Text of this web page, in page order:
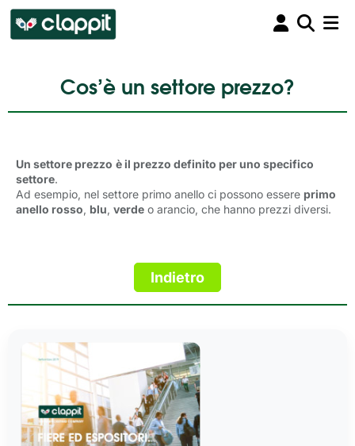
Cos’è un settore prezzo?
Un settore prezzo è il prezzo definito per uno specifico
settore.
Ad esempio, nel settore primo anello ci possono essere primo
anello rosso, blu, verde o arancio, che hanno prezzi diversi.